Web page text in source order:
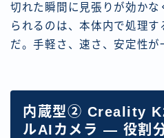
切れた瞬間に見張りが効か
られるのは、本体内で処理
だ。手軽さ、速さ、安定性が
内蔵型② Creality
ルAIカメラ — 役割